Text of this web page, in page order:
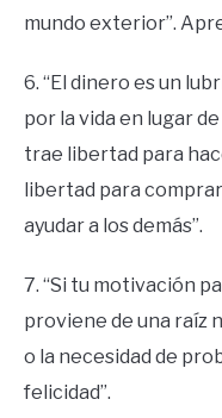
mundo exterior”.
6. “El dinero es un
por la vida en lugar
trae libertad para
libertad para
ayudar a los demás”.
7. “Si tu motivación
proviene de una raíz
o la necesidad de
felicidad”.